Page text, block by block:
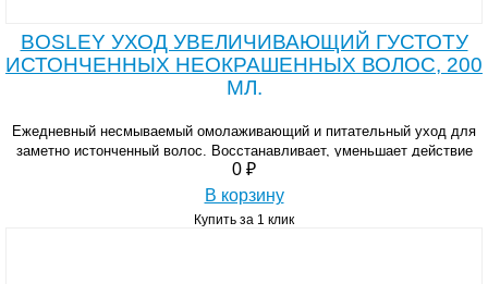
BOSLEY УХОД УВЕЛИЧИВАЮЩИЙ ГУСТОТУ
ИСТОНЧЕННЫХ НЕОКРАШЕННЫХ ВОЛОС, 200
МЛ.
Ежедневный несмываемый омолаживающий и питательный уход для
заметно истонченный волос. Восстанавливает, уменьшает действие
ДГТ, утолщает, придаёт силу.
0 ₽
В корзину
Купить за 1 клик